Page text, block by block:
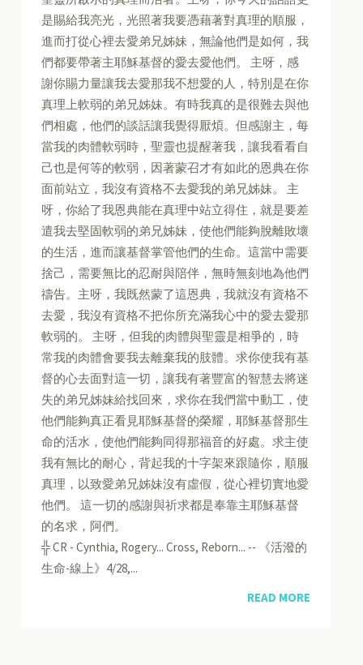
是賜給我亮光，光照著我要憑藉著對真理的順服，
進而打從心裡去愛弟兄姊妹，無論他們是如何，我
們都要帶著主耶穌基督的愛去愛他們。 主呀，感
謝你賜力量讓我去愛那我不想愛的人，特別是在你
真理上軟弱的弟兄姊妹。有時我真的是很難去與他
們相處，他們的談話讓我覺得厭煩。但感謝主，每
當我的肉體軟弱時，聖靈也提醒著我，讓我看看自
己也是何等的軟弱，因著蒙召才有如此的恩典在你
面前站立，我沒有資格不去愛我的弟兄姊妹。 主
呀，你給了我恩典能在真理中站立得住，就是要差
遣我去堅固軟弱的弟兄姊妹，使他們能夠脫離敗壞
的生活，進而讓基督掌管他們的生命。這當中需要
捨己，需要無比的忍耐與陪伴，無時無刻地為他們
禱告。主呀，我既然蒙了這恩典，我就沒有資格不
去愛，我沒有資格不把你所充滿我心中的愛去愛那
軟弱的。 主呀，但我的肉體與聖靈是相爭的，時
常我的肉體會要我去離棄我的肢體。求你使我有基
督的心去面對這一切，讓我有著豐富的智慧去將迷
失的弟兄姊妹給找回來，求你在我們當中動工，使
他們能夠真正看見耶穌基督的榮耀，耶穌基督那生
命的活水，使他們能夠同得那福音的好處。求主使
我有無比的耐心，背起我的十字架來跟隨你，順服
真理，以致愛弟兄姊妹沒有虛假，從心裡切實地愛
他們。 這一切的感謝與祈求都是奉靠主耶穌基督
的名求，阿們。
╬ CR - Cynthia, Rogery... Cross, Reborn... -- 《活潑的
生命-線上》4/28,...
READ MORE